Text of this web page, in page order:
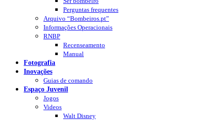
Perguntas frequentes
Arquivo “Bombeiros.pt”
Informações Operacionais
RNBP
Recenseamento
Manual
Fotografia
Inovações
Guias de comando
Espaço Juvenil
Jogos
Videos
Walt Disney